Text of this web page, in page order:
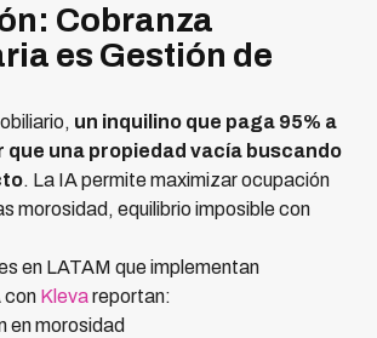
Cobranza
es Gestión de
un inquilino que paga 95% a
que una propiedad vacía buscando
. La IA permite maximizar ocupación
morosidad, equilibrio imposible con
en LATAM que implementan
con Klevareportan:
en morosidad